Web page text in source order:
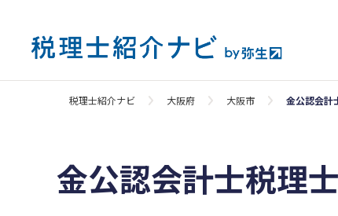
税理士紹介ナビ 大阪府 大阪市 金公認会計
金公認会計士税理